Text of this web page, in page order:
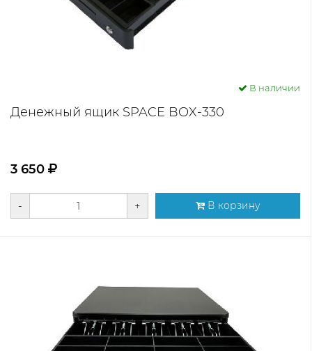
В наличии
Денежный ящик SPACE BOX-330
3 650
- + В корзину